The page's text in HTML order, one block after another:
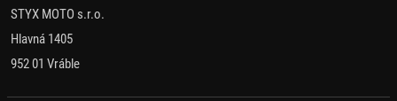
STYX MOTO s.r.o.
Hlavná 1405
952 01 Vráble